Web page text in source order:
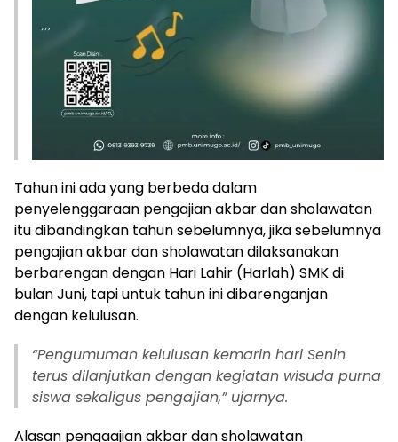
Tahun ini ada yang berbeda dalam
penyelenggaraan pengajian akbar dan sholawatan
itu dibandingkan tahun sebelumnya, jika sebelumnya
pengajian akbar dan sholawatan dilaksanakan
berbarengan dengan Hari Lahir (Harlah) SMK di
bulan Juni, tapi untuk tahun ini dibarenganjan
dengan kelulusan.
“Pengumuman kelulusan kemarin hari Senin
terus dilanjutkan dengan kegiatan wisuda purna
siswa sekaligus pengajian,” ujarnya.
Alasan pengaajian akbar dan sholawatan